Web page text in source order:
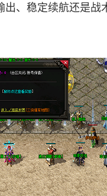
出、稳定续航还是